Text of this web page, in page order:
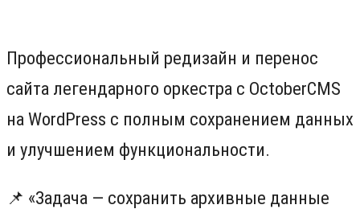
Профессиональный редизайн и перенос
сайта легендарного оркестра с OctoberCMS
на WordPress с полным сохранением данных
и улучшением функциональности.
📌 «Задача — сохранить архивные данные